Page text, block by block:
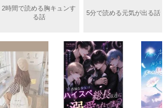
6/3）
甘い誘惑　（身代わり婚）
させて（一夜の過ちで授かったら〜）
婚
信販売事業部所属
曹司
いる」
2時間で読める胸キュンす
る話
5分で読める元気が出る話